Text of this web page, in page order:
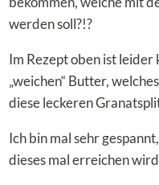
werden soll?!?
Im Rezept oben ist
„weichen“ Butter,
diese leckeren
Ich bin mal sehr
dieses mal erreichen